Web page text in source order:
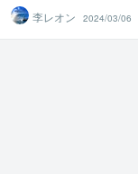
李レオン
2024/03/06